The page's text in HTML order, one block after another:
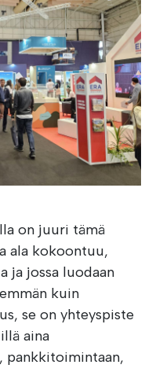
on juuri tämä
ala kokoontuu,
ja jossa luodaan
kuin
se on yhteyspiste
aina
pankkitoimintaan,